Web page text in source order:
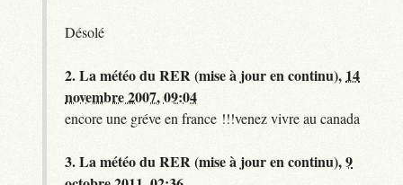
Désolé
2.La météo du RER (mise à jour en continu), 14
novembre 2007, 09:04
encore une gréve en france !!!venez vivre au canada
3.La météo du RER (mise à jour en continu),9